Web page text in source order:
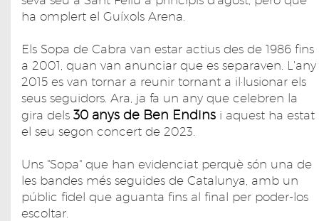
ha omplert el Guíxols Arena.
Els Sopa de Cabra van estar actius des de 1986 fins
a 2001, quan van anunciar que es separaven. L'any
2015 es van tornar a reunir tornant a il·lusionar els
seus seguidors. Ara, ja fa un any que celebren la
gira dels 30 anys de Ben Endins i aquest ha estat
el seu segon concert de 2023.
Uns "Sopa" que han evidenciat perquè són una de
les bandes més seguides de Catalunya, amb un
públic fidel que aguanta fins al final per poder-los
escoltar.